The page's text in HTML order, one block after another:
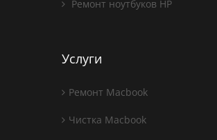
Ремонт ноутбуков HP
Услуги
Ремонт Macbook
Чистка Macbook